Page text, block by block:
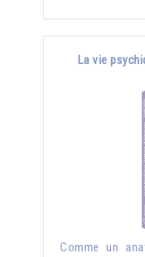
La vie
Comme un